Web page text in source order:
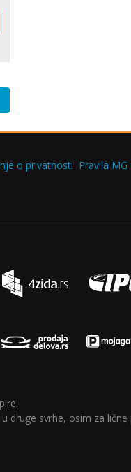
o privatnosti Pravila
druge svrhe, osim za